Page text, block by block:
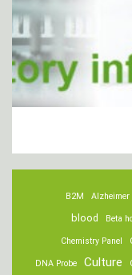
B2M
Beta
blood
Chemistry Panel
Culture
DNA Probe